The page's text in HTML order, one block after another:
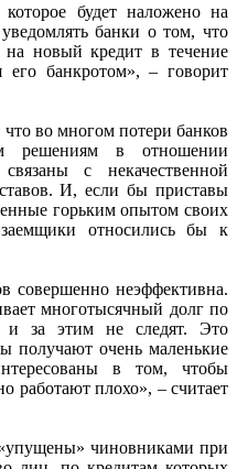
будет наложено на
уведомлять банки о том, что
на новый кредит в течение
банкротом», – говорит
во многом потери банков
решениям в отношении
с некачественной
И, если бы приставы
горьким опытом своих
относились бы к
совершенно неэффективна.
многотысячный долг по
за этим не следят. Это
получают очень маленькие
в том, чтобы
работают плохо», – считает
чиновниками при